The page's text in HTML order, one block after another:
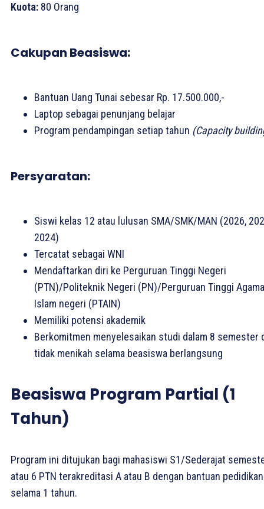
Kuota: 80 Orang
Cakupan Beasiswa:
Bantuan Uang Tunai sebesar Rp. 17.500.000,-
Laptop sebagai penunjang belajar
Program pendampingan setiap tahun (Capacity
Persyaratan:
Siswi kelas 12 atau lulusan SMA/SMK/MAN (2026,
2024)
Tercatat sebagai WNI
Mendaftarkan diri ke Perguruan Tinggi Negeri
(PTN)/Politeknik Negeri (PN)/Perguruan Tinggi Agama
Islam negeri (PTAIN)
Memiliki potensi akademik
Berkomitmen menyelesaikan studi dalam 8 semester
tidak menikah selama beasiswa berlangsung
Beasiswa Program Partial (1
Tahun)
Program ini ditujukan bagi mahasiswi S1/Sederajat
atau 6 PTN terakreditasi A atau B dengan bantuan pedidikan
selama 1 tahun.